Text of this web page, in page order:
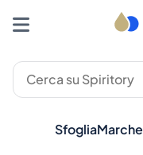
SfogliaMarche